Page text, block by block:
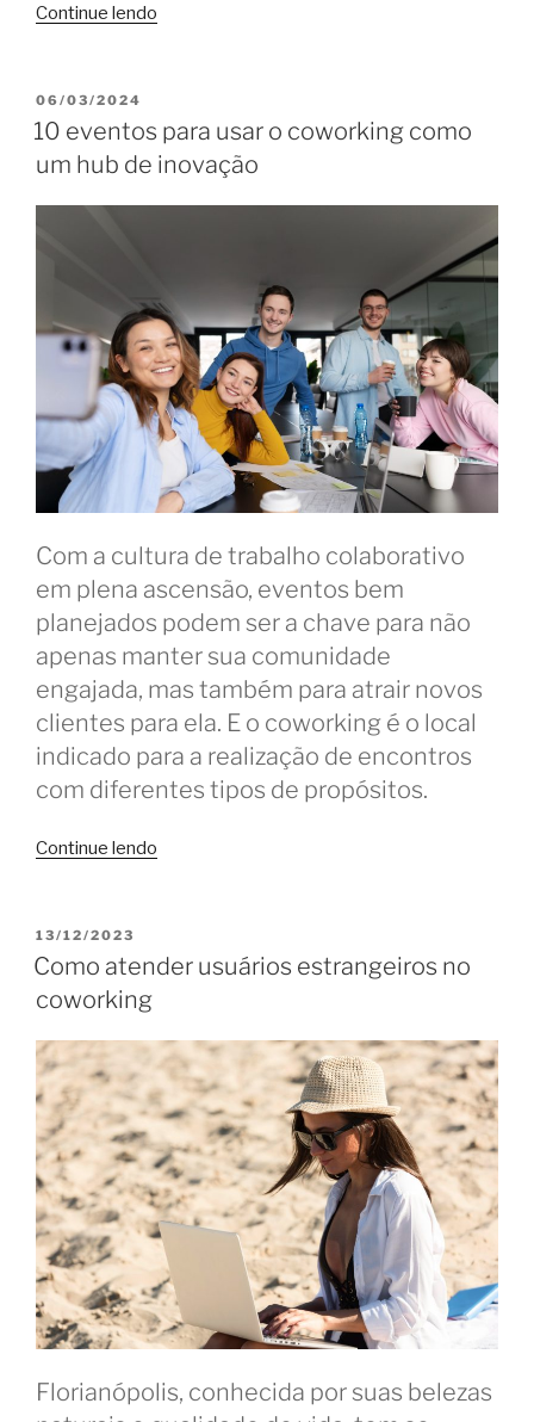
Continue lendo
coworking
para
nunca
PUBLICADO
EM
06/03/2024
10 eventos para usar o coworking como
um hub de inovação
Com a cultura de trabalho colaborativo
em plena ascensão, eventos bem
planejados podem ser a chave para não
apenas manter sua comunidade
engajada, mas também para atrair novos
clientes para ela. E o coworking é o local
indicado para a realização de encontros
com diferentes tipos de propósitos.
Continue lendo
o
um
hub
de
inovação”
PUBLICADO
EM
13/12/2023
Como atender usuários estrangeiros no
coworking
Florianópolis, conhecida por suas belezas